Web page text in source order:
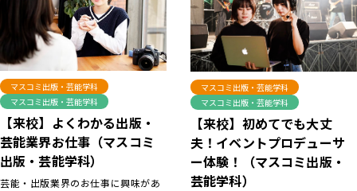
マスコミ出版・芸能学科
マスコミ出版・芸能学科
【来校】よくわかる出版・
芸能業界お仕事（マスコミ
出版・芸能学科）
芸能・出版業界のお仕事に興味があ
マスコミ出版・芸能学科
マスコミ出版・芸能学科
【来校】初めてでも大丈
夫！イベントプロデューサ
ー体験！（マスコミ出版・
芸能学科）